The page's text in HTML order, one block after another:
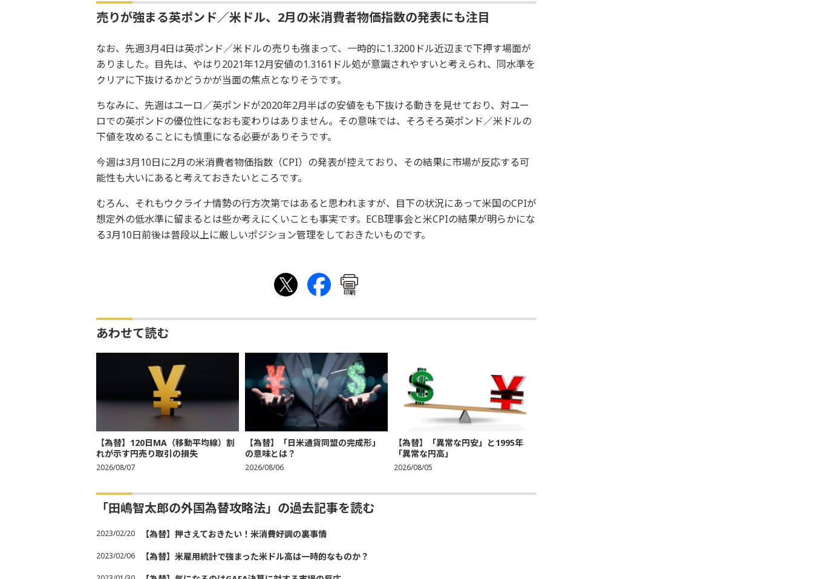
売りが強まる英ポンド／米ドル、2月の米消費者物価指数の発表にも注目
なお、先週3月4日は英ポンド／米ドルの売りも強まって、一時的に1.3200ドル近辺まで下押す場面が
ありました。目先は、やはり2021年12月安値の1.3161ドル処が意識されやすいと考えられ、同水準を
クリアに下抜けるかどうかが当面の焦点となりそうです。
ちなみに、先週はユーロ／英ポンドが2020年2月半ばの安値をも下抜ける動きを見せており、対ユー
ロでの英ポンドの優位性になおも変わりはありません。その意味では、そろそろ英ポンド／米ドルの
下値を攻めることにも慎重になる必要がありそうです。
今週は3月10日に2月の米消費者物価指数（CPI）の発表が控えており、その結果に市場が反応する可
能性も大いにあると考えておきたいところです。
むろん、それもウクライナ情勢の行方次第ではあると思われますが、目下の状況にあって米国のCPIが
想定外の低水準に留まるとは些か考えにくいことも事実です。ECB理事会と米CPIの結果が明らかにな
る3月10日前後は普段以上に厳しいポジション管理をしておきたいものです。
印刷
あわせて読む
【為替】120日MA（移動平均線）割
れが示す円売り取引の損失
2026/08/07
【為替】「日米通貨同盟の完成形」
の意味とは？
2026/08/06
【為替】「異常な円安」と1995年
「異常な円高」
2026/08/05
「田嶋智太郎の外国為替攻略法」の過去記事を読む
2023/02/20 【為替】押さえておきたい！米消費好調の裏事情
2023/02/06 【為替】米雇用統計で強まった米ドル高は一時的なものか？